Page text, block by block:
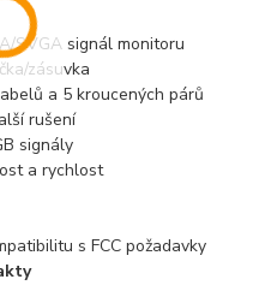
SVGA signál monitoru
zásuvka
a 5 kroucených párů
rušení
signály
a rychlost
s FCC požadavky